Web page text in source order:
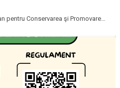
şi Promovarea Culturii Tradiţionale “Cindrelul-Junii” Sibiu